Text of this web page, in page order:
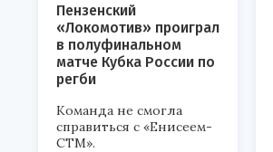
Пензенский
«Локомотив» проиграл
в полуфинальном
матче Кубка России по
регби
Команда не смогла
справиться с «Енисеем-
СТМ».